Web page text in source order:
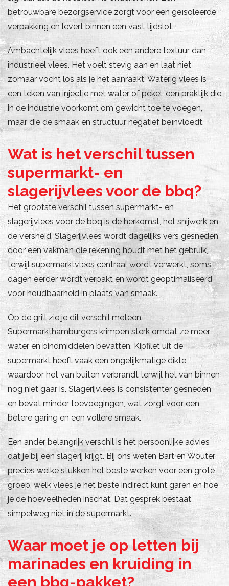
betrouwbare bezorgservice zorgt voor een geïsoleerde
verpakking en levert binnen een vast tijdslot.
Ambachtelijk vlees heeft ook een andere textuur dan
industrieel vlees. Het voelt stevig aan en laat niet
zomaar vocht los als je het aanraakt. Waterig vlees is
een teken van injectie met water of pekel, een praktijk die
in de industrie voorkomt om gewicht toe te voegen,
maar die de smaak en structuur negatief beïnvloedt.
Wat is het verschil tussen
supermarkt- en
slagerijvlees voor de bbq?
Het grootste verschil tussen supermarkt- en
slagerijvlees voor de bbq is de herkomst, het snijwerk en
de versheid. Slagerijvlees wordt dagelijks vers gesneden
door een vakman die rekening houdt met het gebruik,
terwijl supermarktvlees centraal wordt verwerkt, soms
dagen eerder wordt verpakt en wordt geoptimaliseerd
voor houdbaarheid in plaats van smaak.
Op de grill zie je dit verschil meteen.
Supermarkthamburgers krimpen sterk omdat ze meer
water en bindmiddelen bevatten. Kipfilet uit de
supermarkt heeft vaak een ongelijkmatige dikte,
waardoor het van buiten verbrandt terwijl het van binnen
nog niet gaar is. Slagerijvlees is consistenter gesneden
en bevat minder toevoegingen, wat zorgt voor een
betere garing en een vollere smaak.
Een ander belangrijk verschil is het persoonlijke advies
dat je bij een slagerij krijgt. Bij ons weten Bart en Wouter
precies welke stukken het beste werken voor een grote
groep, welk vlees je het beste indirect kunt garen en hoe
je de hoeveelheden inschat. Dat gesprek bestaat
simpelweg niet in de supermarkt.
Waar moet je op letten bij
marinades en kruiding in
een bbq-pakket?